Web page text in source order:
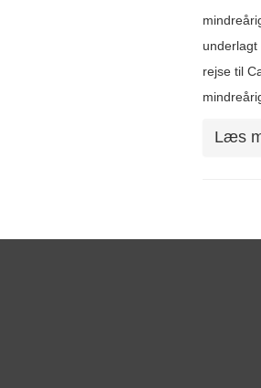
rejse til
Læs